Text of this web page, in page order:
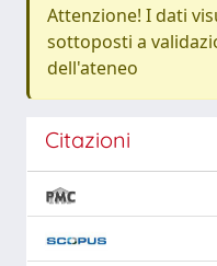
Attenzione! I dati
sottoposti a
dell'ateneo
Citazioni